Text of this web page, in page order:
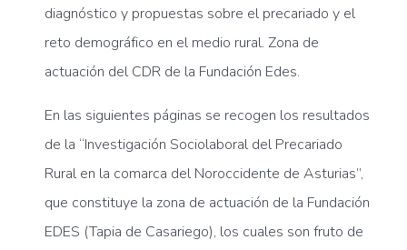
diagnóstico y propuestas sobre el precariado y el
reto demográfico en el medio rural. Zona de
actuación del CDR de la Fundación Edes.
En las siguientes páginas se recogen los resultados
de la “Investigación Sociolaboral del Precariado
Rural en la comarca del Noroccidente de Asturias”,
que constituye la zona de actuación de la Fundación
EDES (Tapia de Casariego), los cuales son fruto de